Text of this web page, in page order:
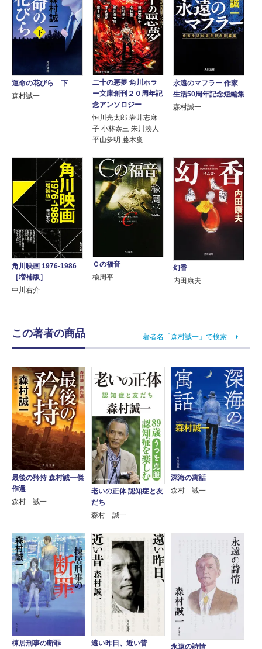
運命の花びら 下
森村誠一
二十の悪夢 角川ホラ
ー文庫創刊２０周年記
念アンソロジー
恒川光太郎 岩井志麻
子 小林泰三 朱川湊人
平山夢明 藤木稟
永遠のマフラー 作家
生活50周年記念短編集
森村誠一
角川映画 1976-1986
［増補版］
中川右介
Ｃの福音
楡周平
幻香
内田康夫
この著者の商品 著者名「森村誠一」で検索
最後の矜持 森村誠一傑
作選
森村 誠一
老いの正体 認知症と友
だち
森村 誠一
深海の寓話
森村 誠一
棟居刑事の断罪
遠い昨日、近い昔
永遠の詩情